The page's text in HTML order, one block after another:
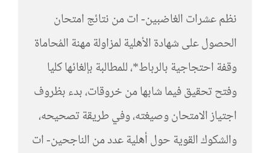
نظم عشرات الغاضبين- ات من نتائج امتحان
الحصول على شهادة الأهلية لمزاولة مهنة المُحاماة
وقفة احتجاجية بالرباط*، للمطالبة بإلغائها كليا
وفتح تحقيق فيما شابها من خروقات، بدء بظروف
اجتياز الامتحان وصيغته، وفي طريقة تصحيحه،
والشكوك القوية حول أهلية عدد من الناجحين- ات